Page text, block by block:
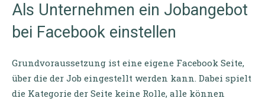
Als Unternehmen ein Jobangebot
bei Facebook einstellen
Grundvoraussetzung ist eine eigene Facebook Seite,
über die der Job eingestellt werden kann. Dabei spielt
die Kategorie der Seite keine Rolle, alle können